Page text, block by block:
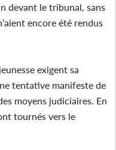
devant le tribunal, sans
encore été rendus
exigent sa
tentative manifeste de
moyens judiciaires. En
tournés vers le